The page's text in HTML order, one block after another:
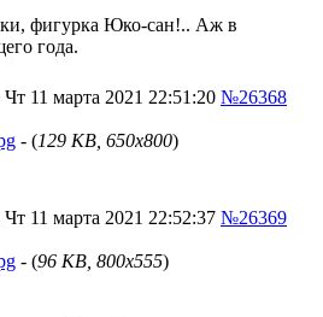
фигурка Юко-сан!.. Аж в
года.
Чт 11 марта 2021 22:51:20 №26368
- (129 KB, 650x800)
Чт 11 марта 2021 22:52:37 №26369
- (96 KB, 800x555)